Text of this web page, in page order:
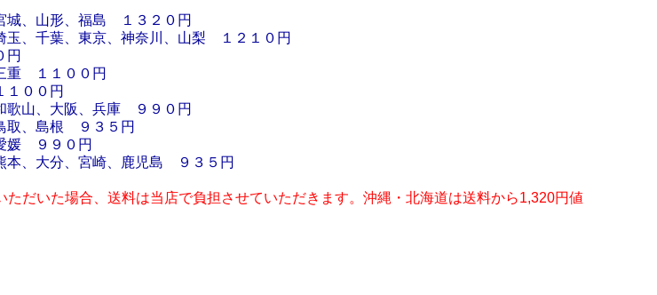
城、山形、福島 １３２０円
、千葉、東京、神奈川、山梨 １２１０円
円
重 １１００円
００円
歌山、大阪、兵庫 ９９０円
取、島根 ９３５円
媛 ９９０円
、大分、宮崎、鹿児島 ９３５円
だいた場合、送料は当店で負担させていただきます。沖縄・北海道は送料から1,320円値